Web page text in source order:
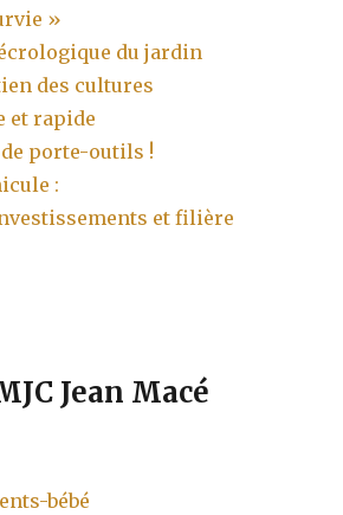
»
du jardin
des cultures
et rapide
porte-outils !
:
et filière
Jean Macé
bébé